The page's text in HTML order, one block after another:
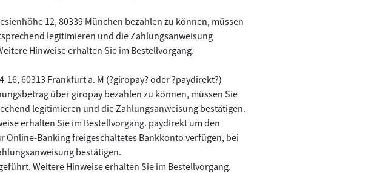
12, 80339 München bezahlen zu können, müssen
legitimieren und die Zahlungsanweisung
Hinweise erhalten Sie im Bestellvorgang.
60313 Frankfurt a. M (?giropay? oder ?paydirekt?)
über giropay bezahlen zu können, müssen Sie
legitimieren und die Zahlungsanweisung bestätigen.
erhalten Sie im Bestellvorgang. paydirekt um den
Online-Banking freigeschaltetes Bankkonto verfügen, bei
bestätigen.
Weitere Hinweise erhalten Sie im Bestellvorgang.